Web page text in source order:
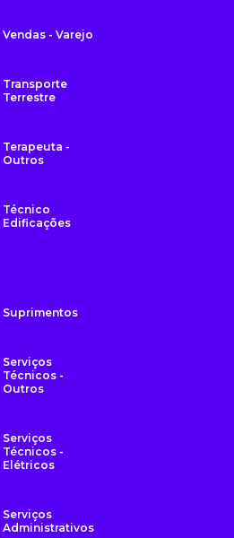
Vendas - Varejo
Transporte
Terrestre
Terapeuta -
Outros
Técnico
Edificações
Suprimentos
Serviços
Técnicos -
Outros
Serviços
Técnicos -
Elétricos
Serviços
Administrativos